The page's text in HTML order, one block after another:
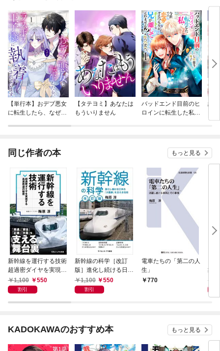
【単行本】おデブ悪女
に転生したら、なぜか
【タテヨミ】あなたは
もういりません
バッドエンド目前のヒ
ロインに転生した私、
結
同じ作者の本 もっと見る
新幹線を運行する技術
超過密ダイヤを実現す
る高速鉄道の秘密
1,100 550
割引
新幹線の科学［改訂
版］進化し続ける日本
の「大動脈」を支える
技術
1,100 550
割引
電車たちの「第二の人
生」
770
故
KADOKAWAのおすすめ本 もっと見る